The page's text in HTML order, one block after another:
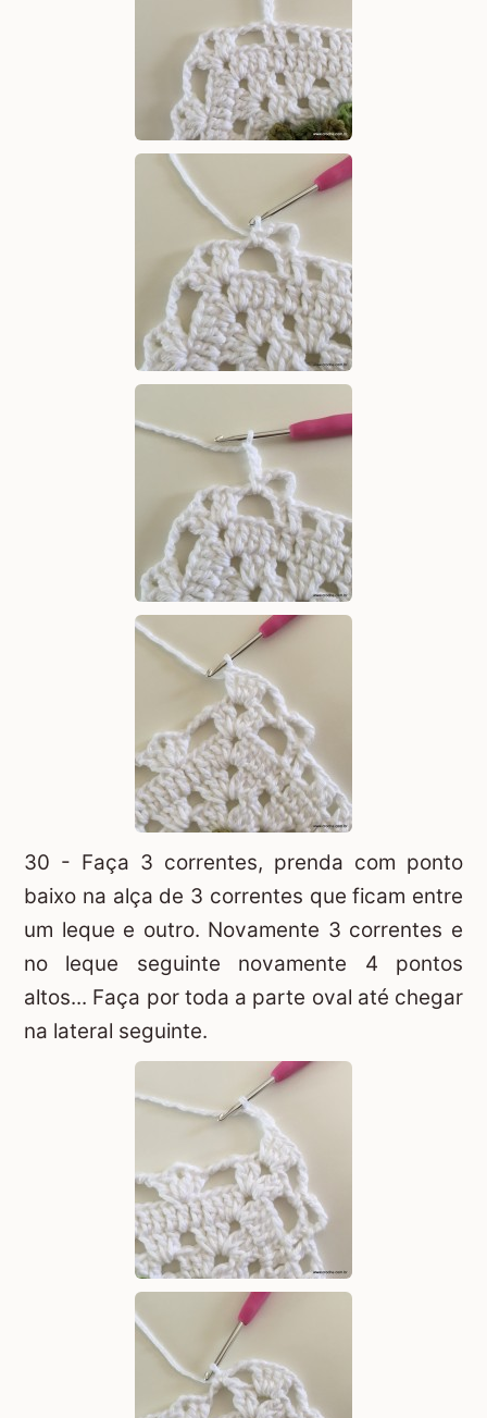
30 - Faça 3 correntes, prenda com ponto
baixo na alça de 3 correntes que ficam entre
um leque e outro. Novamente 3 correntes e
no leque seguinte novamente 4 pontos
altos... Faça por toda a parte oval até chegar
na lateral seguinte.